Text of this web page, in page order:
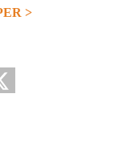
>